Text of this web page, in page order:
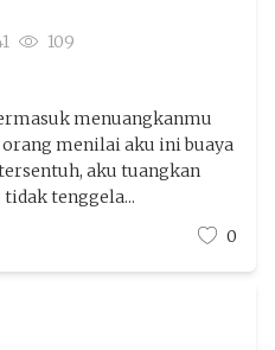
109
menuangkanmu
menilai aku ini buaya
aku tuangkan
tenggela...
0